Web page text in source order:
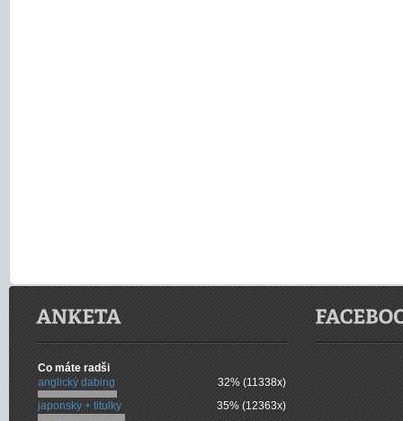
Co máte radši
anglický dabing
32% (11338x)
japonsky + titulky
35% (12363x)